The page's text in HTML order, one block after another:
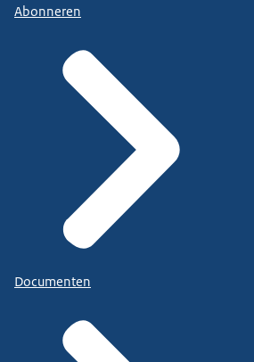
Abonneren
Documenten